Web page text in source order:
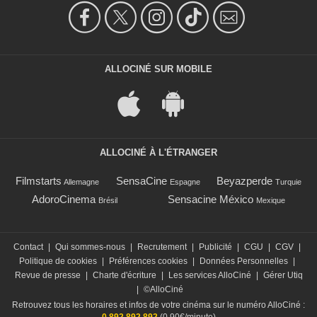
ALLOCINÉ SUR MOBILE
ALLOCINÉ À L'ÉTRANGER
Filmstarts Allemagne SensaCine Espagne Beyazperde Turquie
AdoroCinema Brésil Sensacine México Mexique
Contact Qui sommes-nous Recrutement Publicité CGU CGV
Politique de cookies
Préférences cookies Données Personnelles
Revue de presse
Charte d'écriture Les services AlloCiné
Gérer Utiq
©AlloCiné
Retrouvez tous les horaires et infos de votre cinéma sur le numéro AlloCiné :